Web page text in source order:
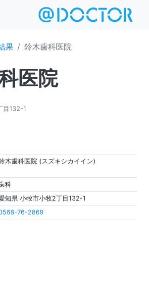
果 鈴木歯科医院
医院
目132-1
木歯科医院 (スズキシカイイン)
科
知県 小牧市小牧2丁目132-1
76-2869